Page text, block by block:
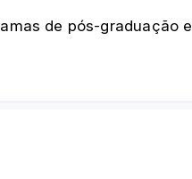
de pós-graduação e